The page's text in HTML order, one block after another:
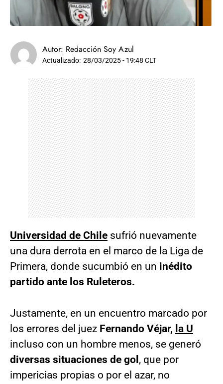
Autor: Redacción Soy Azul
Actualizado: 28/03/2025 - 19:48 CLT
Universidad de Chile sufrió nuevamente
una dura derrota en el marco de la Liga de
Primera, donde sucumbió en un inédito
partido ante los Ruleteros.
Justamente, en un encuentro marcado por
los errores del juez Fernando Véjar, la U
incluso con un hombre menos, se generó
diversas situaciones de gol , que por
impericias propias o por el azar, no